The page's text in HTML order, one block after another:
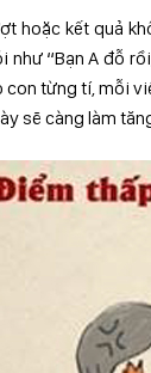
hoặc kết quả
như “Bạn A đỗ
con từng tí, mỗi
sẽ càng làm